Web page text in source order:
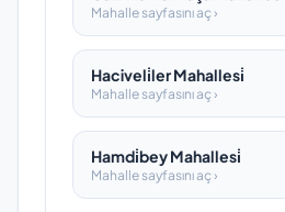
Mahalle sayfasını aç ›
Haciveli̇ler Mahallesi̇
Mahalle sayfasını aç ›
Hamdi̇bey Mahallesi̇
Mahalle sayfasını aç ›